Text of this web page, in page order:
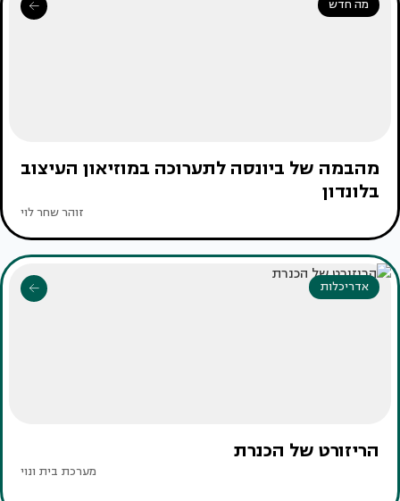
מה חדש
מהבמה של ביונסה לתערוכה במוזיאון העיצוב
בלונדון
זוהר שחר לוי
אדריכלות
הריזורט של הכנרת
מערכת בית ונוי